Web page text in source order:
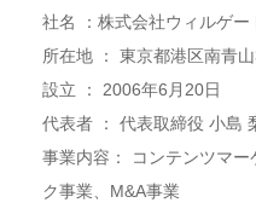
社名 ：株式会社ウィルゲー
所在地 ： 東京都港区南青
設立 ： 2006年6月20日
代表者 ： 代表取締役 小島
事業内容： コンテンツマ
ク事業、M&A事業